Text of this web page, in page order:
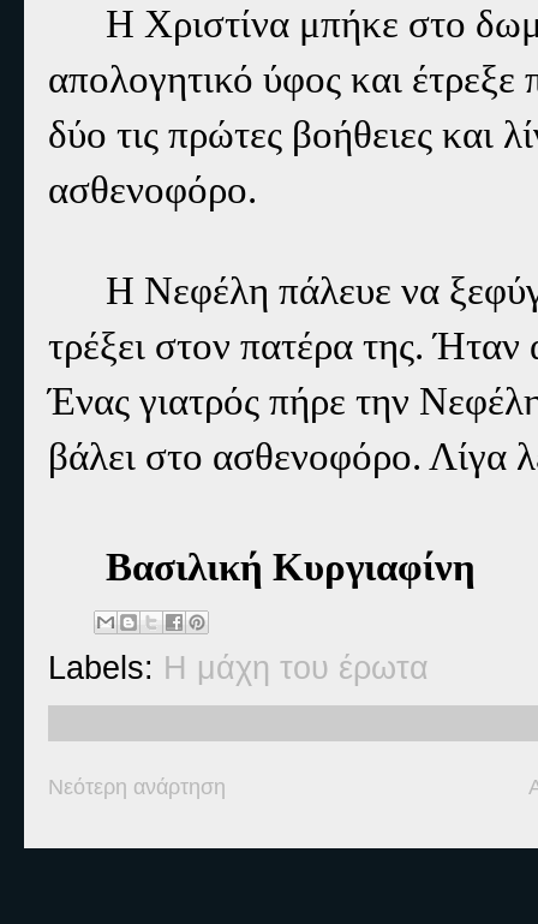
Η Χριστίνα μπήκε στο
απολογητικό ύφος και
δύο τις πρώτες βοήθειες και
ασθενοφόρο.
Η Νεφέλη πάλευε να
τρέξει στον πατέρα της. Ήταν
Ένας γιατρός πήρε την
βάλει στο ασθενοφόρο.
Βασιλική Κυργιαφίνη
Labels: Η μάχη του έρωτα
Νεότερη ανάρτηση